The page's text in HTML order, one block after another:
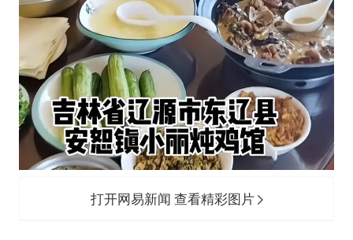
打开网易新闻 查看精彩图片